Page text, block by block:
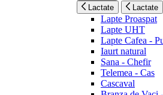
Lactate Lactate
Lapte Proaspat
Lapte UHT
Lapte Cafea -
Iaurt natural
Sana - Chefir
Telemea - Cas
Cascaval